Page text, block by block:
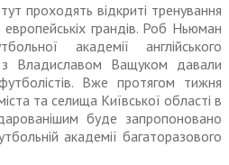
проходять відкриті тренування
грандів. Роб Ньюман
академії англійського
Владиславом Ващуком давали
Вже протягом тижня
та селища Київської області в
буде запропоновано
академії багаторазового